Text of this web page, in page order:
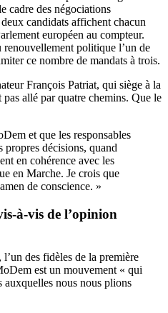
cadre des négociations
candidats affichent chacun
européen au compteur.
politique l’un de
ce nombre de mandats à trois.
François Patriat, qui siège à la
allé par quatre chemins. Que le
et que les responsables
propres décisions, quand
en cohérence avec les
en Marche. Je crois que
de conscience. »
à-vis de l’opinion
des fidèles de la première
est un mouvement « qui
auxquelles nous nous plions